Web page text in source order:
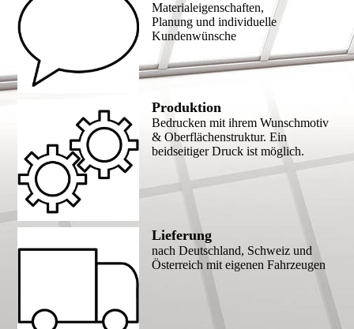
Materialeigenschaften,
Planung und individuelle
Kundenwünsche
Produktion
Bedrucken mit ihrem Wunschmotiv
& Oberflächenstruktur. Ein
beidseitiger Druck ist möglich.
Lieferung
nach Deutschland, Schweiz und
Österreich mit eigenen Fahrzeugen